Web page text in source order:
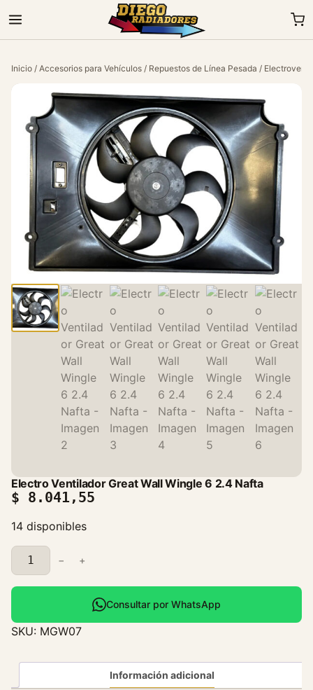
Inicio / Accesorios para Vehículos / Repuestos de Línea Pesada /
Electro Ventilador Great Wall Wingle 6 2.4 Nafta
$ 8.041,55
14 disponibles
E
l
e
t
r
− +
Consultar por WhatsApp
SKU: MGW07
Información adicional